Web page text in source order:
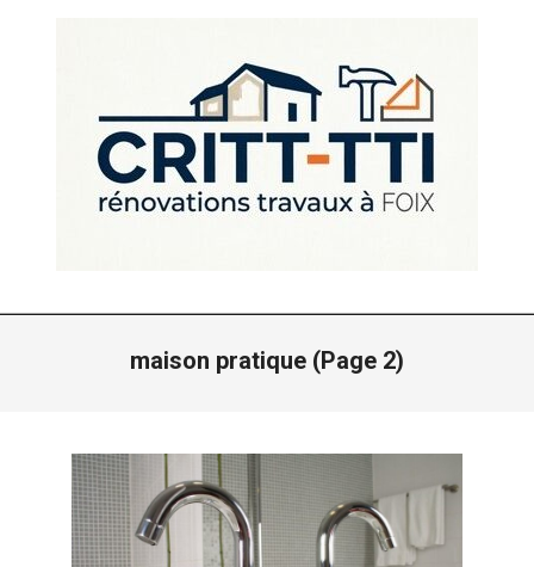
TTI
FOIX
ARIEGE
Primary
maison pratique (Page 2)